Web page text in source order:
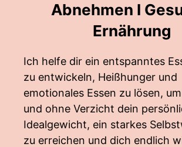
Abnehmen I
Ernährung
Ich helfe dir ein entspanntes
zu entwickeln, Heißhunger und
emotionales Essen zu lösen,
und ohne Verzicht dein
Idealgewicht, ein starkes
zu erreichen und dich endlich